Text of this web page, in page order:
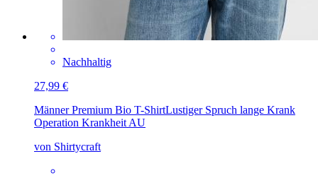
Nachhaltig
27,99 €
Männer Premium Bio T-ShirtLustiger Spruch lange Krank
Operation Krankheit AU
von Shirtycraft